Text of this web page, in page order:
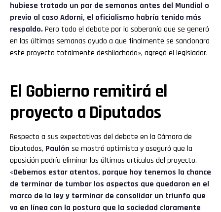
hubiese tratado un par de semanas antes del Mundial o
previo al caso Adorni, el oficialismo habría tenido más
respaldo. Pero todo el debate por la soberanía que se generó
en las últimas semanas ayudo a que finalmente se sancionara
este proyecto totalmente deshilachado», agregó el legislador.
El Gobierno remitirá el
proyecto a Diputados
Respecto a sus expectativas del debate en la Cámara de
Diputados, Paulón se mostró optimista y aseguró que la
oposición podría eliminar los últimos artículos del proyecto.
«Debemos estar atentos, porque hoy tenemos la chance
de terminar de tumbar los aspectos que quedaron en el
marco de la ley y terminar de consolidar un triunfo que
va en línea con la postura que la sociedad claramente